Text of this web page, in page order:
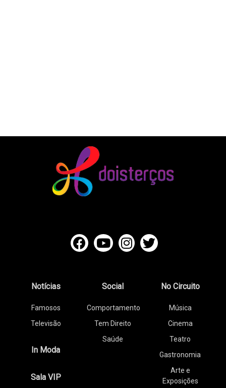
Notícias
Famosos
Televisão
In Moda
Sala VIP
Social
Comportamento
Tem Direito
Saúde
No Circuito
Música
Cinema
Teatro
Gastronomia
Arte e
Exposições